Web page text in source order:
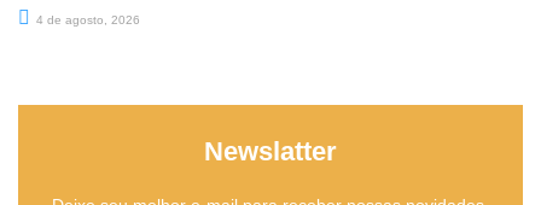
4 de agosto, 2026
Newslatter